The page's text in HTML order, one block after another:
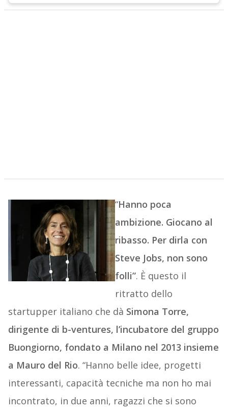
“Hanno poca
ambizione. Giocano al
ribasso. Per dirla con
Steve Jobs, non sono
folli”. È questo il
ritratto dello
startupper italiano che dà Simona Torre,
dirigente di b-ventures, l’incubatore del gruppo
Buongiorno, fondato a Milano nel 2013 insieme
a Mauro del Rio. “Hanno belle idee, progetti
interessanti, capacità tecniche ma non ho mai
incontrato, in due anni, ragazzi che si sono